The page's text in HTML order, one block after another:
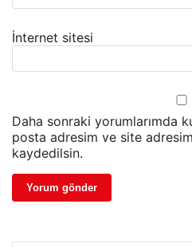
İnternet sitesi
Daha sonraki yorumlarımda
posta adresim ve site
kaydedilsin.